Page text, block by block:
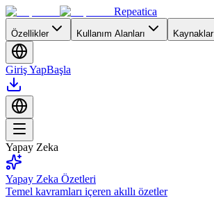
Repeatica
Özellikler Kullanım Alanları Kaynaklar
Giriş YapBaşla
Yapay Zeka
Yapay Zeka Özetleri
Temel kavramları içeren akıllı özetler